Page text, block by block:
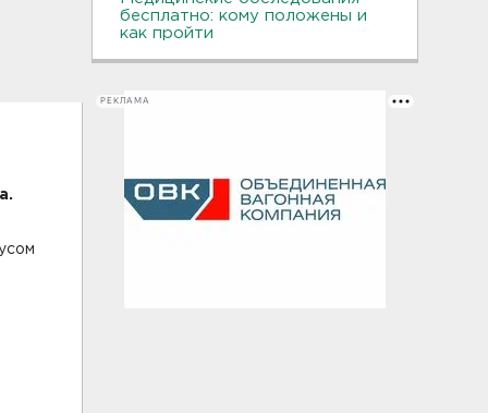
бесплатно: кому положены и
как пройти
РЕКЛАМА